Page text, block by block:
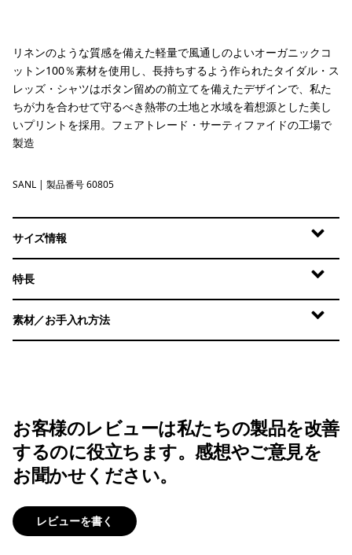
リネンのような質感を備えた軽量で風通しのよいオーガニックコ
ットン100％素材を使用し、長持ちするよう作られたタイダル・ス
レッズ・シャツはボタン留めの前立てを備えたデザインで、私た
ちが力を合わせて守るべき熱帯の土地と水域を着想源とした美し
いプリントを採用。フェアトレード・サーティファイドの工場で
製造
Sardines: Natural
SANL | 製品番号 60805
サイズ情報
特長
素材／お手入れ方法
お客様のレビューは私たちの製品を改善
するのに役立ちます。感想やご意見を
お聞かせください。
レビューを書く